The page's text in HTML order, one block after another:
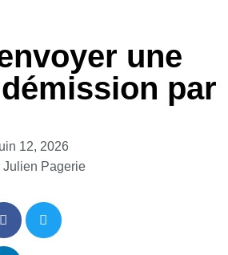
une
par
12, 2026
Julien Pagerie